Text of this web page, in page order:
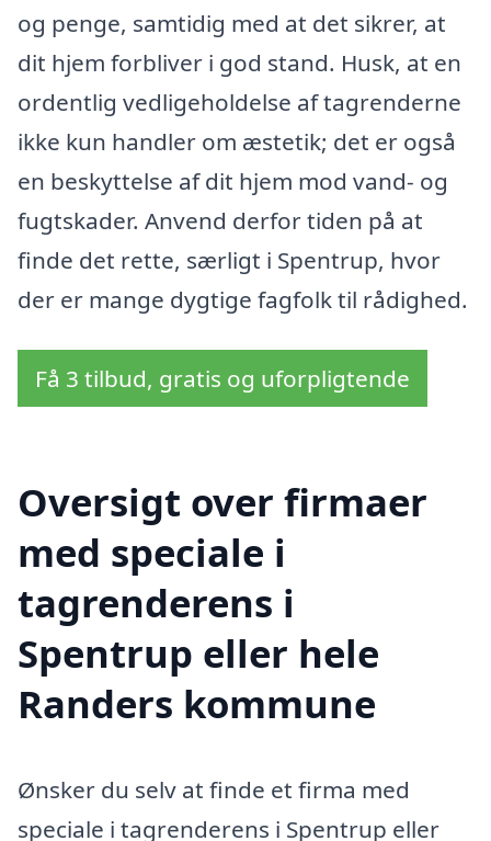
og penge, samtidig med at det sikrer, at
dit hjem forbliver i god stand. Husk, at en
ordentlig vedligeholdelse af tagrenderne
ikke kun handler om æstetik; det er også
en beskyttelse af dit hjem mod vand- og
fugtskader. Anvend derfor tiden på at
finde det rette, særligt i Spentrup, hvor
der er mange dygtige fagfolk til rådighed.
Få 3 tilbud, gratis og uforpligtende
Oversigt over firmaer
med speciale i
tagrenderens i
Spentrup eller hele
Randers kommune
Ønsker du selv at finde et firma med
speciale i tagrenderens i Spentrup eller